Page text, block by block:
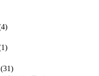
(31)